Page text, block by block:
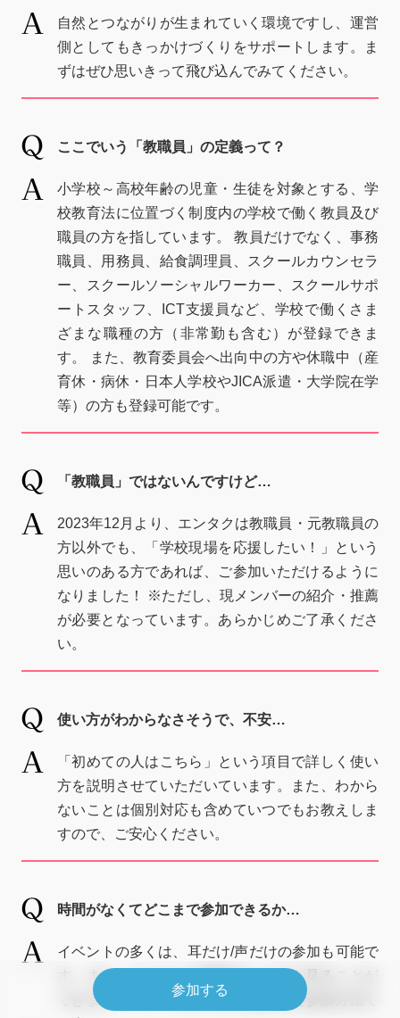
自然とつながりが生まれていく環境ですし、運営
側としてもきっかけづくりをサポートします。ま
ずはぜひ思いきって飛び込んでみてください。
ここでいう「教職員」の定義って？
小学校～高校年齢の児童・生徒を対象とする、学
校教育法に位置づく制度内の学校で働く教員及び
職員の方を指しています。 教員だけでなく、事務
職員、用務員、給食調理員、スクールカウンセラ
ー、スクールソーシャルワーカー、スクールサポ
ートスタッフ、ICT支援員など、学校で働くさま
ざまな職種の方（非常勤も含む）が登録できま
す。 また、教育委員会へ出向中の方や休職中（産
育休・病休・日本人学校やJICA派遣・大学院在学
等）の方も登録可能です。
「教職員」ではないんですけど…
2023年12月より、エンタクは教職員・元教職員の
方以外でも、「学校現場を応援したい！」という
思いのある方であれば、ご参加いただけるように
なりました！ ※ただし、現メンバーの紹介・推薦
が必要となっています。あらかじめご了承くださ
い。
使い方がわからなさそうで、不安…
「初めての人はこちら」という項目で詳しく使い
方を説明させていただいています。また、わから
ないことは個別対応も含めていつでもお教えしま
すので、ご安心ください。
時間がなくてどこまで参加できるか…
イベントの多くは、耳だけ/声だけの参加も可能で
す。また、アーカイブ動画はいつでも見ることが
できます。ライフスタイルに合わせた参加方法で
参加する